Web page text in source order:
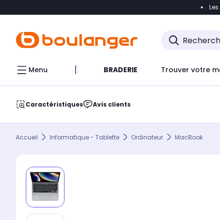
Accéder
Menu BRADERIE Trouver votre
Caractéristiques Avis clients
Accueil Informatique - Tablette Ordinateur MacBook